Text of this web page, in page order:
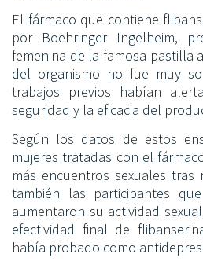
El fármaco que contiene
por Boehringer Ingelheim,
femenina de la famosa pastilla
del organismo no fue muy
trabajos previos habían
seguridad y la eficacia del
Según los datos de estos
mujeres tratadas con el
más encuentros sexuales tras
también las participantes
aumentaron su actividad
efectividad final de
había probado como